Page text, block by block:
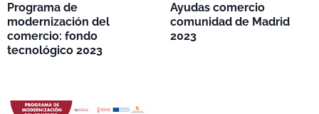
Programa de
modernización del
comercio: fondo
tecnológico 2023
Ayudas comercio
comunidad de Madrid
2023